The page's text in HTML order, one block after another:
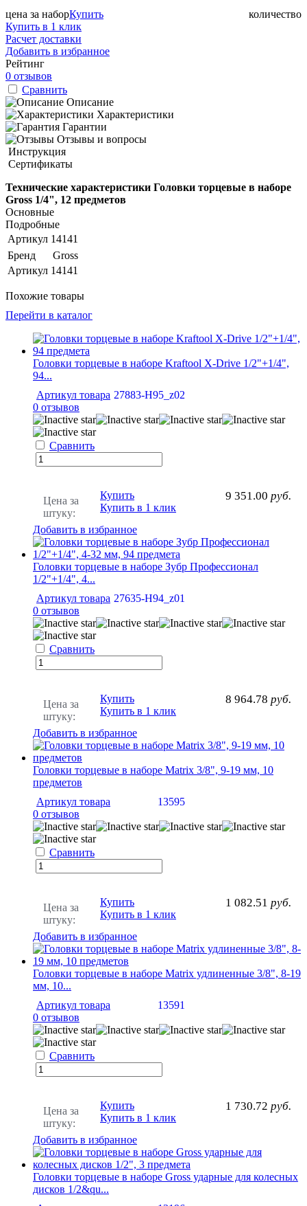
цена за набор количество
Купить
Купить в 1 клик
Расчет доставки
Добавить в избранное
Рейтинг
0 отзывов
Сравнить
Описание
Характеристики
Гарантии
Отзывы и вопросы
Инструкция
Сертификаты
Технические характеристики Головки торцевые в наборе
Gross 1/4", 12 предметов
Основные
Подробные
Артикул 14141
Бренд
Gross
Артикул 14141
Похожие товары
Перейти в каталог
Головки торцевые в наборе Kraftool X-Drive 1/2"+1/4",
94...
Артикул товара 27883-H95_z02
0 отзывов
Сравнить
Цена за
штуку:
9 351.00 руб.
Купить
Купить в 1 клик
Добавить в избранное
Головки торцевые в наборе Зубр Профессионал
1/2"+1/4", 4...
Артикул товара 27635-H94_z01
0 отзывов
Сравнить
Цена за
штуку:
8 964.78 руб.
Купить
Купить в 1 клик
Добавить в избранное
Головки торцевые в наборе Matrix 3/8", 9-19 мм, 10
предметов
Артикул товара
13595
0 отзывов
Сравнить
Цена за
штуку:
1 082.51 руб.
Купить
Купить в 1 клик
Добавить в избранное
Головки торцевые в наборе Matrix удлиненные 3/8", 8-19
мм, 10...
Артикул товара
13591
0 отзывов
Сравнить
Цена за
штуку:
1 730.72 руб.
Купить
Купить в 1 клик
Добавить в избранное
Головки торцевые в наборе Gross ударные для колесных
дисков 1/2&qu...